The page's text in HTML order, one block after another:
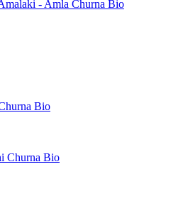
- Amla Churna Bio
Bio
Churna Bio